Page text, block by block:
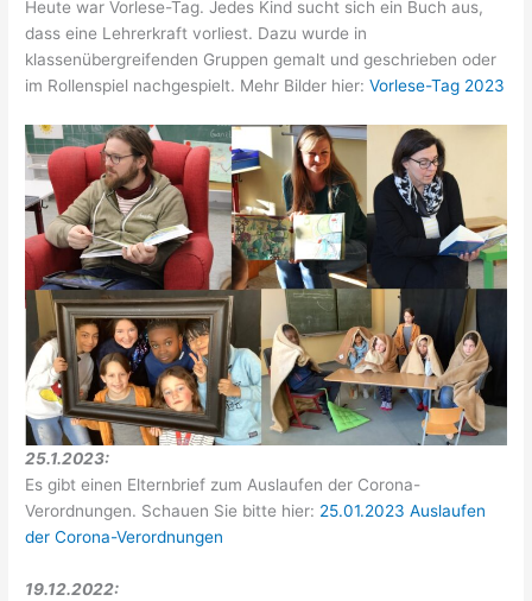
Heute war Vorlese-Tag. Jedes Kind sucht sich ein Buch aus,
dass eine Lehrerkraft vorliest. Dazu wurde in
klassenübergreifenden Gruppen gemalt und geschrieben oder
im Rollenspiel nachgespielt. Mehr Bilder hier:Vorlese-Tag 2023
25.1.2023:
Es gibt einen Elternbrief zum Auslaufen der Corona-
Verordnungen. Schauen Sie bitte hier: 25.01.2023 Auslaufen
der Corona-Verordnungen
19.12.2022: